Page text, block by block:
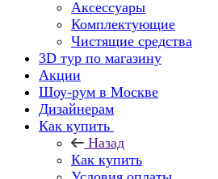
Аксессуары
Комплектующие
Чистящие средства
3D тур по магазину
Акции
Шоу-рум в Москве
Дизайнерам
Как купить
Назад
Как купить